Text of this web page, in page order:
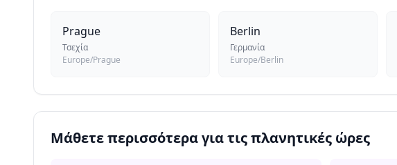
Prague
Τσεχία
Europe/Prague
Berlin
Γερμανία
Europe/Berlin
Μάθετε περισσότερα για τις πλανητικές ώρες